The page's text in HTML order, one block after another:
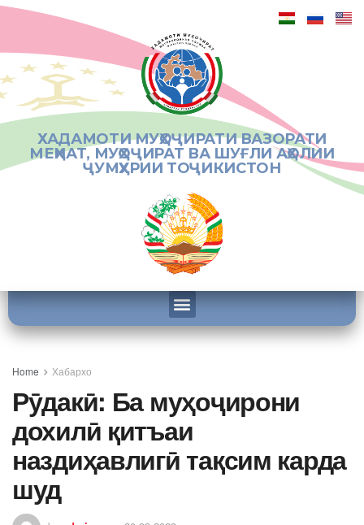
ХАДАМОТИ МУҲОҶИРАТИ ВАЗОРАТИ
МЕҲНАТ, МУҲОҶИРАТ ВА ШУҒЛИ АҲОЛИИ
ҶУМҲУРИИ ТОҶИКИСТОН
Home Хабархо
Рӯдакӣ: Ба муҳоҷирони
дохилӣ қитъаи
наздиҳавлигӣ тақсим карда
шуд